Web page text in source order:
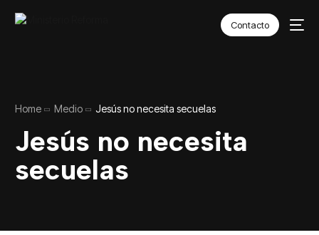
Contacto
Home Medio Jesús no necesita secuelas
Jesús no necesita
secuelas